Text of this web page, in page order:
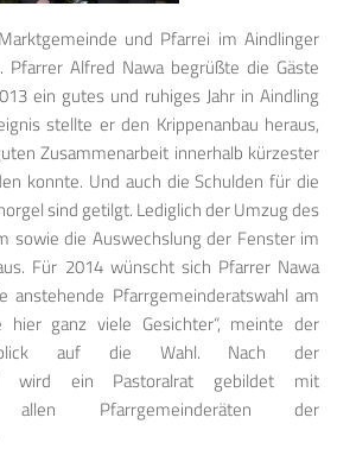
und Pfarrei im Aindlinger
Pfarrer Alfred Nawa begrüßte die Gäste
ein gutes und ruhiges Jahr in Aindling
stellte er den Krippenanbau heraus,
Zusammenarbeit innerhalb kürzester
konnte. Und auch die Schulden für die
sind getilgt. Lediglich der Umzug des
sowie die Auswechslung der Fenster im
Für 2014 wünscht sich Pfarrer Nawa
anstehende Pfarrgemeinderatswahl am
hier ganz viele Gesichter“, meinte der
auf die Wahl. Nach der
wird ein Pastoralrat gebildet mit
Pfarrgemeinderäten der